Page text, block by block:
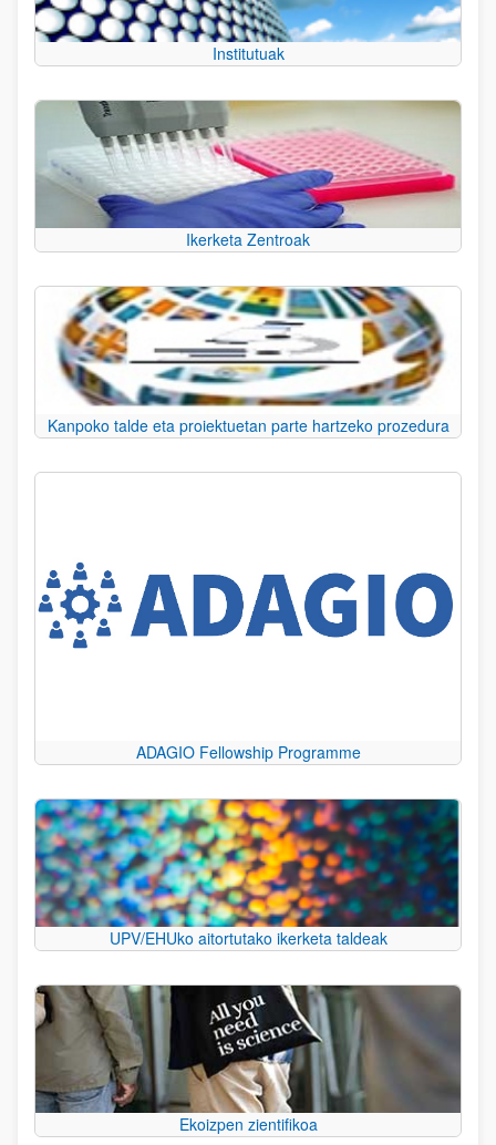
Institutuak
Ikerketa Zentroak
Kanpoko talde eta proiektuetan parte hartzeko prozedura
ADAGIO Fellowship Programme
UPV/EHUko aitortutako ikerketa taldeak
Ekoizpen zientifikoa